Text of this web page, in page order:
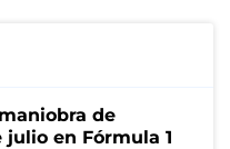
de
en Fórmula 1